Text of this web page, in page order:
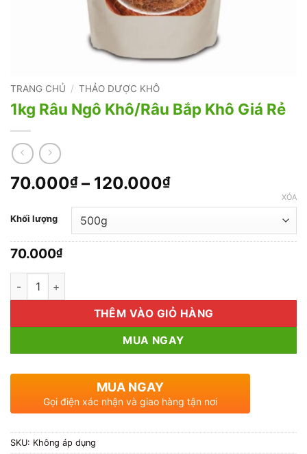
TRANG CHỦ / THẢO DƯỢC KHÔ
1kg Râu Ngô Khô/Râu Bắp Khô Giá Rẻ
70.000₫ – 120.000₫Khoảng
70.000₫
đến
Khối lượng
XÓA
70.000₫
1kg Râu Ngô Khô/Râu Bắp Khô Giá Rẻ số lượng
THÊM VÀO GIỎ HÀNG
MUA NGAY
MUA NGAY
Gọi điện xác nhận và giao hàng tận nơi
SKU: Không áp dụng